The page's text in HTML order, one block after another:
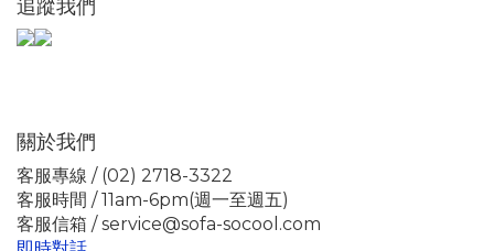
追蹤我們
關於我們
客服專線 / (02) 2718-3322
客服時間 / 11am-6pm(週一至週五)
客服信箱 / service@sofa-socool.com